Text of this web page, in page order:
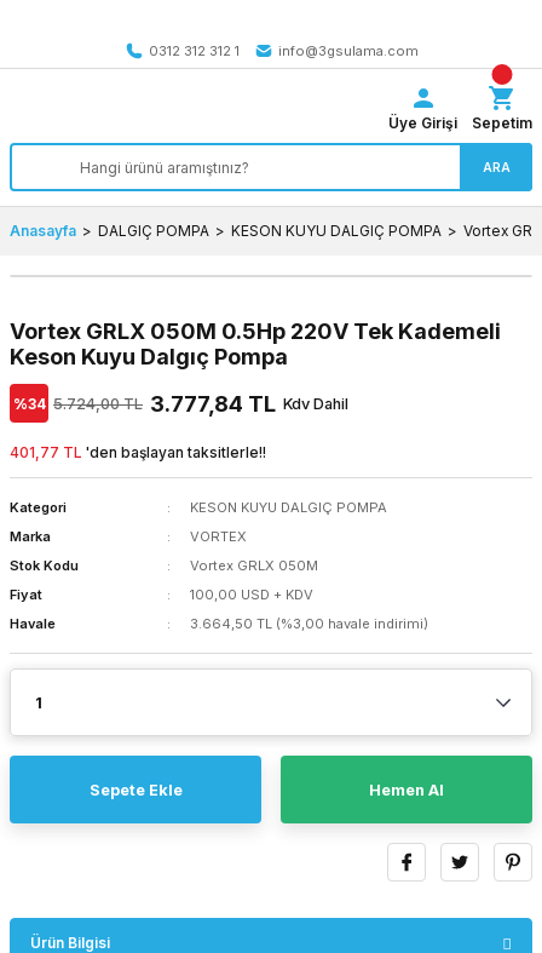
0312 312 312 1
info@3gsulama.com
ARA
Üye Girişi Sepetim
Anasayfa DALGIÇ POMPA KESON KUYU DALGIÇ POMPA Vortex
Vortex GRLX 050M 0.5Hp 220V Tek Kademeli
Keson Kuyu Dalgıç Pompa
%34 5.724,00 TL 3.777,84 TL Kdv Dahil
401,77 TL 'den başlayan taksitlerle!!
Kategori
KESON KUYU DALGIÇ POMPA
Marka
VORTEX
Stok Kodu
Vortex GRLX 050M
Fiyat
100,00 USD + KDV
Havale
3.664,50 TL (%3,00 havale indirimi)
Sepete Ekle Hemen Al
Ürün Bilgisi